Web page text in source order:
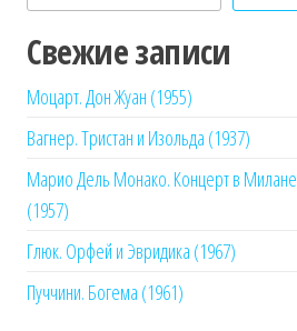
Свежие записи
Моцарт. Дон Жуан (1955)
Вагнер. Тристан и Изольда (1937)
Марио Дель Монако. Концерт в Милане
(1957)
Глюк. Орфей и Эвридика (1967)
Пуччини. Богема (1961)